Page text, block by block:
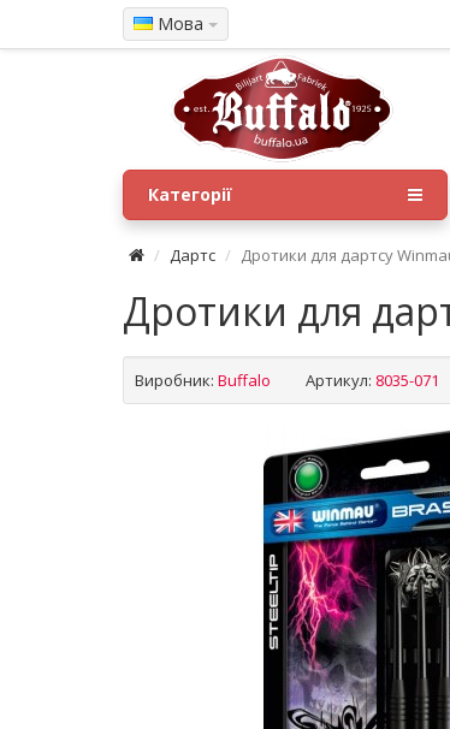
Мова
Категорії
Дартс Дротики для дартсу
Дротики для
Виробник: Buffalo Артикул: 8035-071